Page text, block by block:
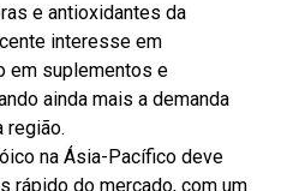
e antioxidantes da
interesse em
em suplementos e
ainda mais a demanda
região.
na Ásia-Pacífico deve
rápido do mercado, com um